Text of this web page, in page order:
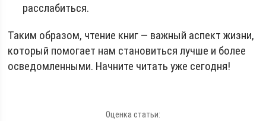
расслабиться.
Таким образом, чтение книг — важный аспект жизни,
который помогает нам становиться лучше и более
осведомленными. Начните читать уже сегодня!
Оценка статьи: